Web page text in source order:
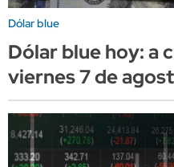
Dólar blue
Dólar blue hoy: a
viernes 7 de